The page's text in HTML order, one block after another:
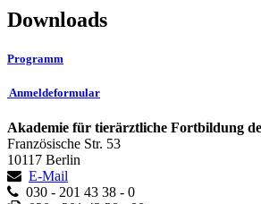
Downloads
Programm
Anmeldeformular
Akademie für tierärztliche Fortbildung
Französische Str. 53
10117 Berlin
E-Mail
030 - 201 43 38 - 0